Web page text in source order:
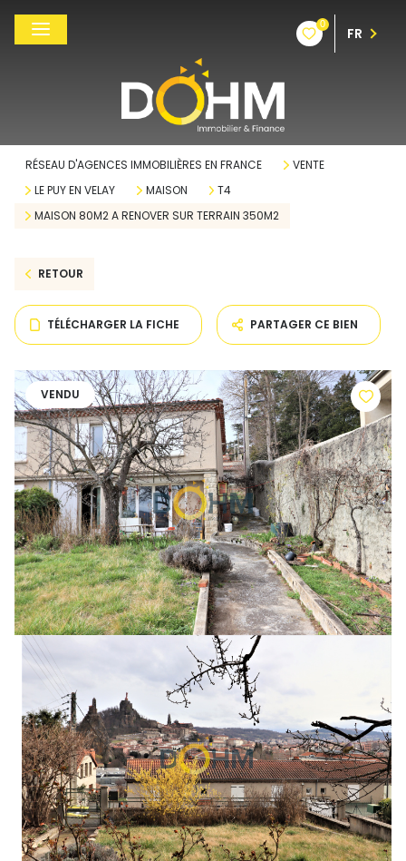
0
FR
RÉSEAU D'AGENCES IMMOBILIÈRES EN FRANCE
VENTE
LE PUY EN VELAY
MAISON
T4
MAISON 80M2 A RENOVER SUR TERRAIN 350M2
RETOUR
TÉLÉCHARGER LA FICHE PARTAGER CE BIEN
VENDU